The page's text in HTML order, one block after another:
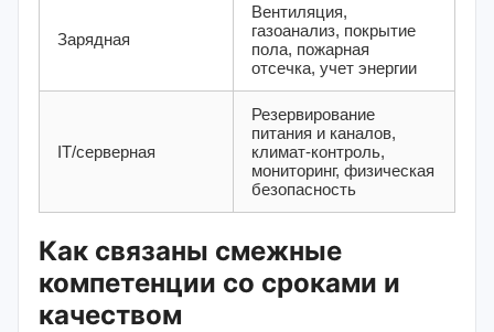
Зарядная
Вентиляция,
газоанализ, покрытие
пола, пожарная
отсечка, учет энергии
IT/серверная
Резервирование
питания и каналов,
климат-контроль,
мониторинг, физическая
безопасность
Как связаны смежные
компетенции со сроками и
качеством